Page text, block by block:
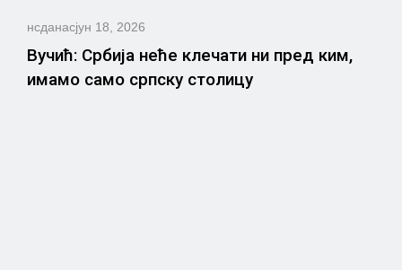
нсданасјун 18, 2026
Вучић: Србија неће клечати ни пред ким,
имамо само српску столицу